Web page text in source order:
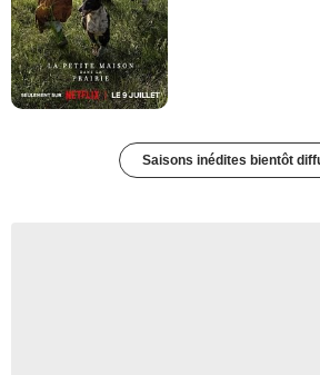
Saisons inédites bientôt